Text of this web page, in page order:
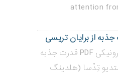
attention
کتاب صوتی و کتاب الکترونیکی PDF قدرت جذبه
تِدْسا (هلدینگ